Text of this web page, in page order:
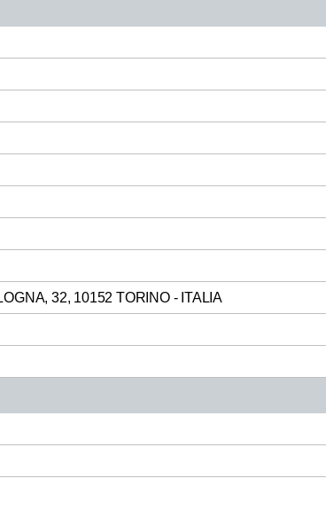
32, 10152 TORINO - ITALIA